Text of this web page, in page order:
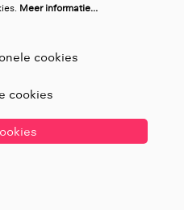
Meer informatie…
cookies
cookies